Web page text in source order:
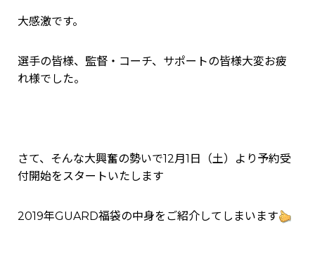
大感激です。
選手の皆様、監督・コーチ、サポートの皆様大変お疲
れ様でした。
さて、そんな大興奮の勢いで12月1日（土）より予約受
付開始をスタートいたします
2019年GUARD福袋の中身をご紹介してしまいます